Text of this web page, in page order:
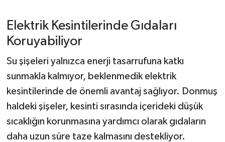
Elektrik Kesintilerinde Gıdaları
Koruyabiliyor
Su şişeleri yalnızca enerji tasarrufuna katkı
sunmakla kalmıyor, beklenmedik elektrik
kesintilerinde de önemli avantaj sağlıyor. Donmuş
haldeki şişeler, kesinti sırasında içerideki düşük
sıcaklığın korunmasına yardımcı olarak gıdaların
daha uzun süre taze kalmasını destekliyor.